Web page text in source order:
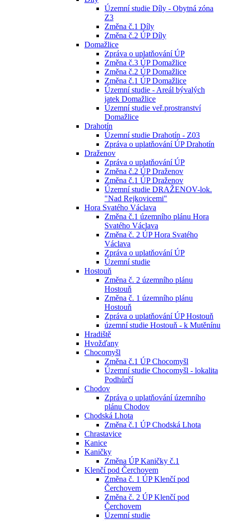
Územní studie Díly - Obytná zóna
Z3
Změna č.1 Díly
Změna č.2 ÚP Díly
Domažlice
Zpráva o uplatňování ÚP
Změna č.3 ÚP Domažlice
Změna č.2 ÚP Domažlice
Změna č.1 ÚP Domažlice
Územní studie - Areál bývalých
jatek Domažlice
Územní studie veř.prostranství
Domažlice
Drahotín
Územní studie Drahotín - Z03
Zpráva o uplatňování ÚP Drahotín
Draženov
Zpráva o uplatňování ÚP
Změna č.2 ÚP Draženov
Změna č.1 ÚP Draženov
Územní studie DRAŽENOV-lok.
"Nad Rejkovicemi"
Hora Svatého Václava
Změna č.1 územního plánu Hora
Svatého Václava
Změna č. 2 ÚP Hora Svatého
Václava
Zpráva o uplatňování ÚP
Územní studie
Hostouň
Změna č. 2 územního plánu
Hostouň
Změna č. 1 územního plánu
Hostouň
Zpráva o uplatňování ÚP Hostouň
územní studie Hostouň - k Mutěnínu
Hradiště
Hvožďany
Chocomyšl
Změna č.1 ÚP Chocomyšl
Územní studie Chocomyšl - lokalita
Podhůrčí
Chodov
Zpráva o uplatňování územního
plánu Chodov
Chodská Lhota
Změna č.1 ÚP Chodská Lhota
Chrastavice
Kanice
Kaničky
Změna ÚP Kaničky č.1
Klenčí pod Čerchovem
Změna č. 1 ÚP Klenčí pod
Čerchovem
Změna č. 2 ÚP Klenčí pod
Čerchovem
Územní studie